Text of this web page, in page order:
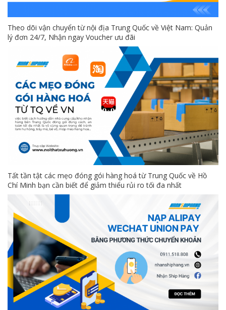
Theo dõi vận chuyển từ nội địa Trung Quốc về Việt Nam: Quản
lý đơn 24/7, Nhận ngay Voucher ưu đãi
Tất tần tật các mẹo đóng gói hàng hoá từ Trung Quốc về Hồ
Chí Minh bạn cần biết để giảm thiểu rủi ro tối đa nhất